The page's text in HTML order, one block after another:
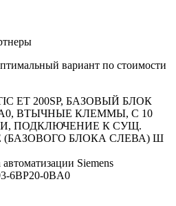
вариант по стоимости
ET 200SP, БАЗОВЫЙ БЛОК
A0, ВТЫЧНЫЕ КЛЕММЫ, С 10
ПОДКЛЮЧЕНИЕ К СУЩ.
(БАЗОВОГО БЛОКА СЛЕВА) Ш
Siemens
6BP20-0BA0